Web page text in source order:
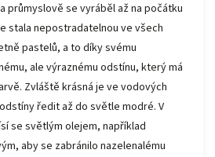
průmyslově se vyráběl až na počátku
stala nepostradatelnou ve všech
pastelů, a to díky svému
ale výraznému odstínu, který má
Zvláště krásná je ve vodových
ředit až do světle modré. V
se světlým olejem, například
aby se zabránilo nazelenalému